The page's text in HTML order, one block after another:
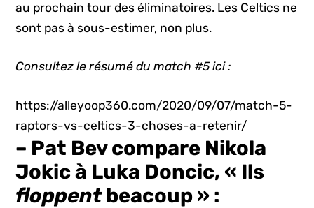
au prochain tour des éliminatoires. Les Celtics ne
sont pas à sous-estimer, non plus.
Consultez le résumé du match #5 ici :
https://alleyoop360.com/2020/09/07/match-5-
raptors-vs-celtics-3-choses-a-retenir/
– Pat Bev compare Nikola
Jokic à Luka Doncic, « Ils
floppentbeacoup » :